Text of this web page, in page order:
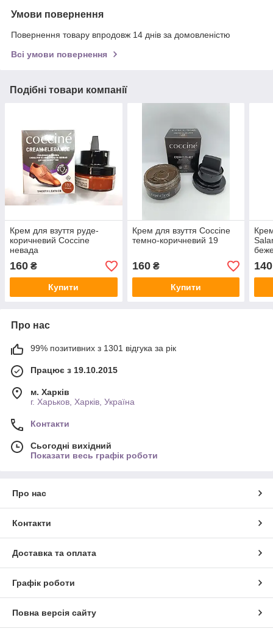
Умови повернення
Повернення товару впродовж 14 днів за домовленістю
Всі умови повернення
Подібні товари компанії
Крем для взуття руде-
коричневий Coccine
невада
160 ₴
Купити
Крем для взуття Coccine
темно-коричневий 19
160₴
Купити
140
Про нас
99% позитивних з 1301 відгука за рік
Працює з 19.10.2015
м. Харків
г. Харьков, Харків, Україна
Контакти
Сьогодні вихідний
Показати весь графік роботи
Про нас
Контакти
Доставка та оплата
Графік роботи
Повна версія сайту